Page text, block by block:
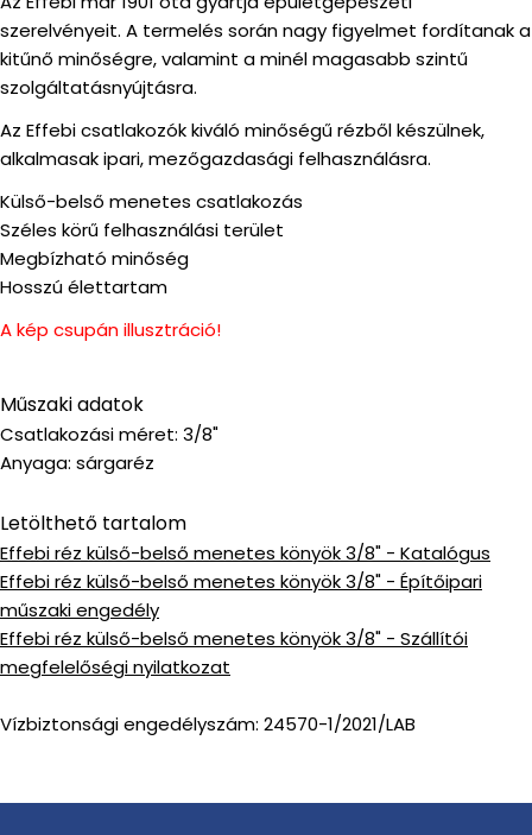
szerelvényeit. A termelés során nagy figyelmet fordítanak a
kitűnő minőségre, valamint a minél magasabb szintű
szolgáltatásnyújtásra.
Az Effebi csatlakozók kiváló minőségű rézből készülnek,
alkalmasak ipari, mezőgazdasági felhasználásra.
Külső-belső menetes csatlakozás
Széles körű felhasználási terület
Megbízható minőség
Hosszú élettartam
A kép csupán illusztráció!
Műszaki adatok
Csatlakozási méret: 3/8"
Anyaga: sárgaréz
Letölthető tartalom
Effebi réz külső-belső menetes könyök 3/8" - Katalógus
Effebi réz külső-belső menetes könyök 3/8" - Építőipari
műszaki engedély
Effebi réz külső-belső menetes könyök 3/8" - Szállítói
megfelelőségi nyilatkozat
Vízbiztonsági engedélyszám: 24570-1/2021/LAB